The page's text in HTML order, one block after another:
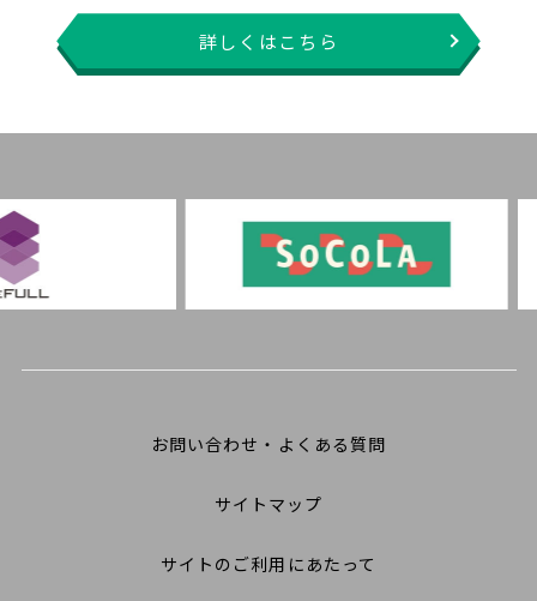
詳しくはこちら
お問い合わせ・よくある質問
サイトマップ
サイトのご利用にあたって